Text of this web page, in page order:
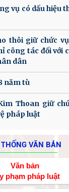
vụ có dấu hiệu
thôi giữ chức
công tác đối với
dân
năm tù
Thoan giữ
pháp luật
THỐNG VĂN BẢN
Văn bản
phạm pháp luật